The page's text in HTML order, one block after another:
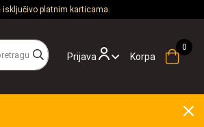
isključivo platnim karticama.
Prijava Korpa